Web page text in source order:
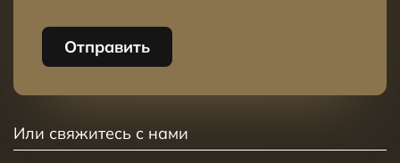
Отправить
Или свяжитесь с нами